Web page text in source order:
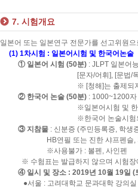
7. 시험개요
일본어 또는 일본연구 전문가를 선고위원
(1) 1차시험 : 일본어시험 및 한국어논술
① 일본어 시험 (50분) : JLPT 일본어
[문자/어휘], [문법/독해]
※ [청해]는 출제되지
② 한국어 논술 (50분) : 1000~1200
※일본어시험 및 한국어논술
※한국어 논술시험의 출제
③ 지참물 : 신분증 (주민등록증, 학생
HB연필 또는 진한 샤프펜슬,
※사용불가 : 볼펜, 사인펜
※ 수험표는 발급하지 않으며 시험
④ 일시 및 장소 : 2019년 10월 19일 (
●서울 : 고려대학교 문과대학 강의실